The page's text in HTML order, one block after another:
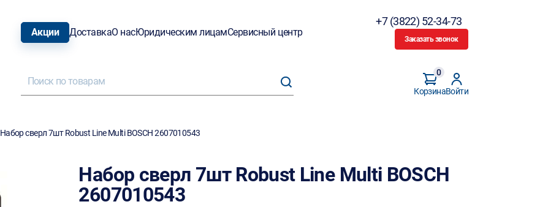
Акции ДоставкаО насЮридическим лицамСервисный центр
+7 (3822) 52-34-73
Заказать звонок
Корзина
0
Войти
Набор сверл 7шт Robust Line Multi BOSCH 2607010543
Набор сверл 7шт Robust Line Multi BOSCH
2607010543